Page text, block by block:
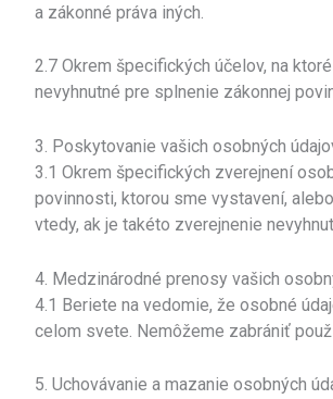
a zákonné práva iných.
2.7 Okrem špecifických účelov, na
nevyhnutné pre splnenie zákonnej
3. Poskytovanie vašich osobných
3.1 Okrem špecifických zverejnení
povinnosti, ktorou sme vystavení,
vtedy, ak je takéto zverejnenie
4. Medzinárodné prenosy vašich
4.1 Beriete na vedomie, že osobné
celom svete. Nemôžeme zabrániť
5. Uchovávanie a mazanie osobných